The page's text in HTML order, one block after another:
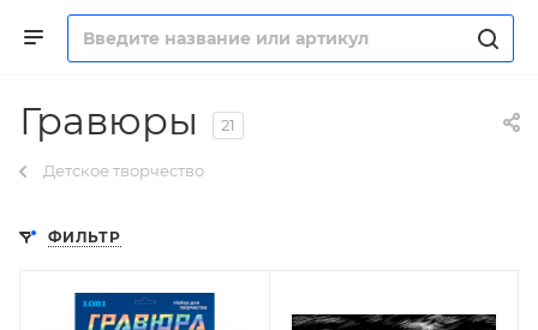
Гравюры 21
Детское творчество
ФИЛЬТР